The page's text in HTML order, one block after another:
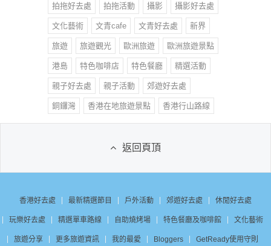
拍拖好去處 拍拖活動 攝影 攝影好去處
文化藝術 文青cafe 文青好去處 新界
旅遊 旅遊觀光 歐洲旅遊 歐洲旅遊景點
港島 特色咖啡店 特色餐廳 精選活動
親子好去處 親子活動 郊遊好去處
銅鑼灣 香港在地旅遊景點 香港行山路線
返回頁頂
香港好去處 最新精選節目 戶外活動 郊遊好去處 休閒好去處
玩樂好去處 精選單車路線 自助燒烤場 特色餐廳及咖啡館 文化藝術
旅遊分享 更多旅遊資訊 我的最愛 Bloggers GetReady使用守則